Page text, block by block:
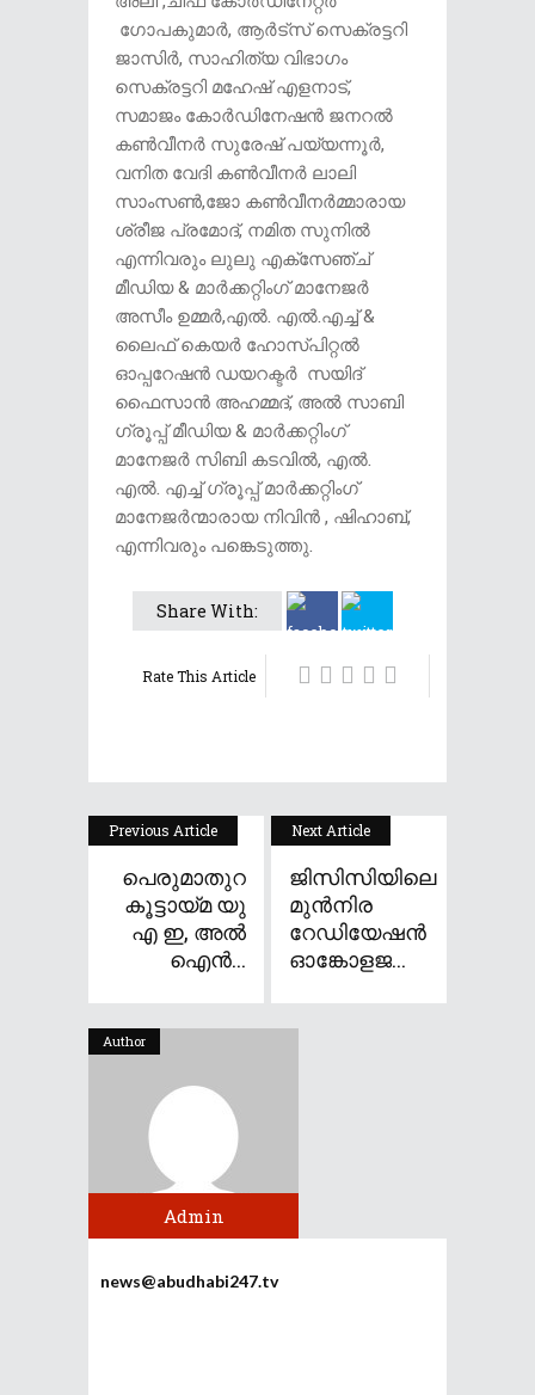
ഗോപകുമാർ, ആർട്സ് സെക്രട്ടറി
ജാസിർ, സാഹിത്യ വിഭാഗം
സെക്രട്ടറി മഹേഷ് എളനാട്,
സമാജം കോർഡിനേഷൻ ജനറൽ
കൺവീനർ സുരേഷ് പയ്യന്നൂർ,
വനിത വേദി കൺവീനർ ലാലി
സാംസൺ,ജോ കൺവീനർമ്മാരായ
ശ്രീജ പ്രമോദ്, നമിത സുനിൽ
എന്നിവരും ലുലു എക്സേഞ്ച്
മീഡിയ & മാർക്കറ്റിംഗ് മാനേജർ
അസീം ഉമ്മർ,എൽ. എൽ.എച്ച് &
ലൈഫ് കെയർ ഹോസ്പിറ്റൽ
ഓപ്പറേഷൻ ഡയറക്ടർ സയിദ്
ഫൈസാൻ അഹമ്മദ്, അൽ സാബി
ഗ്രൂപ്പ് മീഡിയ & മാർക്കറ്റിംഗ്
മാനേജർ സിബി കടവിൽ, എൽ.
എൽ. എച്ച് ഗ്രൂപ്പ് മാർക്കറ്റിംഗ്
മാനേജർന്മാരായ നിവിൻ , ഷിഹാബ്,
എന്നിവരും പങ്കെടുത്തു.
Share With:
Rate This Article
Previous Article
പെരുമാതുറ
കൂട്ടായ്മ യു
എ ഇ, അൽ
ഐൻ...
Next Article
ജിസിസിയിലെ
മുൻനിര
റേഡിയേഷൻ
ഓങ്കോളജ...
Author
Admin
news@abudhabi247.tv